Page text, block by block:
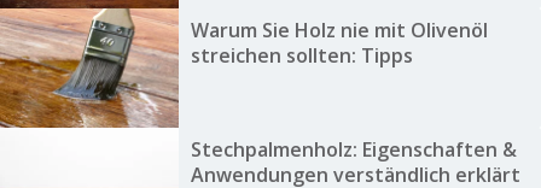
Warum Sie Holz nie mit Olivenöl
streichen sollten: Tipps
Stechpalmenholz: Eigenschaften &
Anwendungen verständlich erklärt